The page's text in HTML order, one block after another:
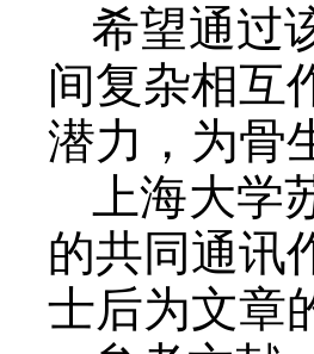
希望通过
间复杂相互
潜力，为骨
上海大
的共同通讯
士后为文章